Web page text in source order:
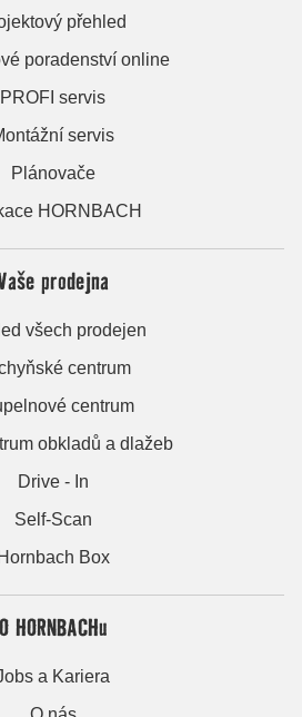
přehled
poradenství online
PROFI servis
servis
Plánovače
HORNBACH
prodejna
všech prodejen
centrum
centrum
obkladů a dlažeb
Drive - In
Self-Scan
Hornbach Box
O HORNBACHu
a Kariera